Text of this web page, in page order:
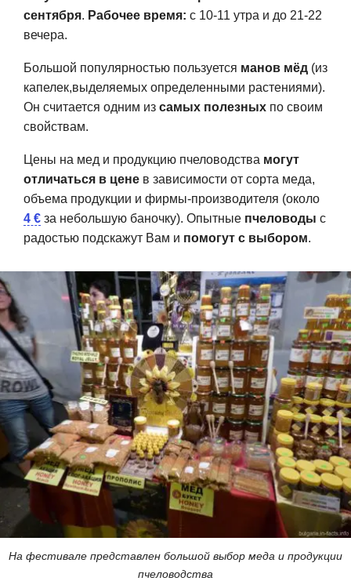
сентября. Рабочее время: с 10-11 утра и до 21-22
вечера.
Большой популярностью пользуется манов мёд (из
капелек,выделяемых определенными растениями).
Он считается одним из самых полезных по своим
свойствам.
Цены на мед и продукцию пчеловодства могут
отличаться в цене в зависимости от сорта меда,
объема продукции и фирмы-производителя (около
4 € за небольшую баночку). Опытные пчеловоды с
радостью подскажут Вам и помогут с выбором.
На фестивале представлен большой выбор меда и продукции
пчеловодства